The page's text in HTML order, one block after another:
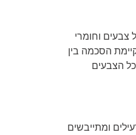
צבעים וחומרי
הסכמה בין
הצבעים
ומתייבשים